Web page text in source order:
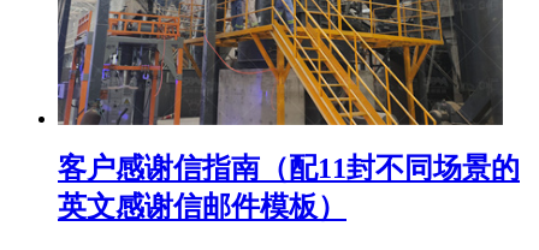
客户感谢信指南（配11封不同场景的
英文感谢信邮件模板）